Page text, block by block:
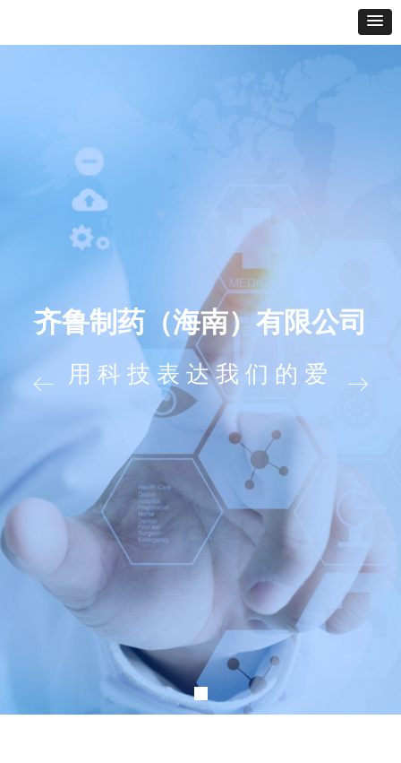
齐鲁制药（海南）有限公司
用科技表达我们的爱
ꂃ ꁹ